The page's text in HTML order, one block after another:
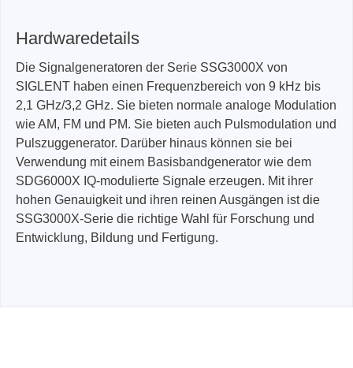
Hardwaredetails
Die Signalgeneratoren der Serie SSG3000X von
SIGLENT haben einen Frequenzbereich von 9 kHz bis
2,1 GHz/3,2 GHz. Sie bieten normale analoge Modulation
wie AM, FM und PM. Sie bieten auch Pulsmodulation und
Pulszuggenerator. Darüber hinaus können sie bei
Verwendung mit einem Basisbandgenerator wie dem
SDG6000X IQ-modulierte Signale erzeugen. Mit ihrer
hohen Genauigkeit und ihren reinen Ausgängen ist die
SSG3000X-Serie die richtige Wahl für Forschung und
Entwicklung, Bildung und Fertigung.